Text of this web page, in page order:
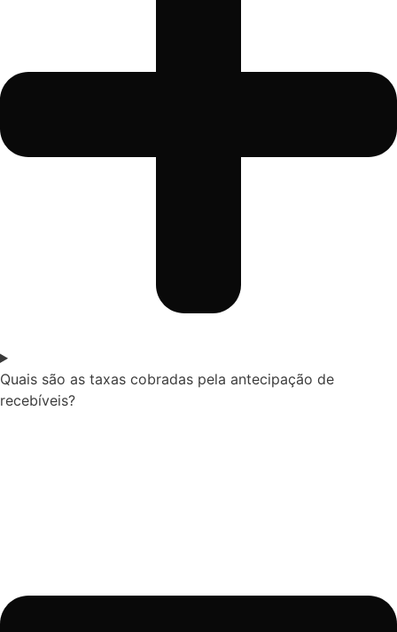
Quais são as taxas cobradas pela antecipação de
recebíveis?